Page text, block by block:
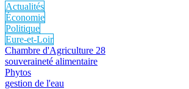
Actualités
Économie
Politique
Eure-et-Loir
Chambre d'Agriculture 28
souveraineté alimentaire
Phytos
gestion de l'eau